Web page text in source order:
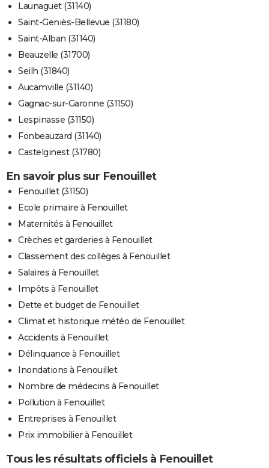
Launaguet (31140)
Saint-Geniès-Bellevue (31180)
Saint-Alban (31140)
Beauzelle (31700)
Seilh (31840)
Aucamville (31140)
Gagnac-sur-Garonne (31150)
Lespinasse (31150)
Fonbeauzard (31140)
Castelginest (31780)
En savoir plus sur Fenouillet
Fenouillet (31150)
Ecole primaire à Fenouillet
Maternités à Fenouillet
Crèches et garderies à Fenouillet
Classement des collèges à Fenouillet
Salaires à Fenouillet
Impôts à Fenouillet
Dette et budget de Fenouillet
Climat et historique météo de Fenouillet
Accidents à Fenouillet
Délinquance à Fenouillet
Inondations à Fenouillet
Nombre de médecins à Fenouillet
Pollution à Fenouillet
Entreprises à Fenouillet
Prix immobilier à Fenouillet
Tous les résultats officiels à Fenouillet